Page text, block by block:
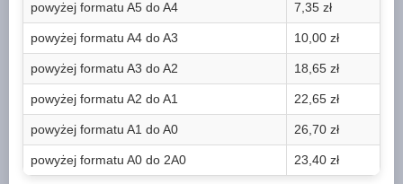
powyżej formatu A5 do A4 7,35 zł
powyżej formatu A4 do A3 10,00 zł
powyżej formatu A3 do A2 18,65 zł
powyżej formatu A2 do A1 22,65 zł
powyżej formatu A1 do A0 26,70 zł
powyżej formatu A0 do 2A0 23,40 zł